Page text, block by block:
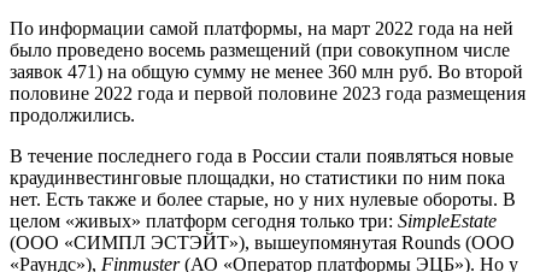
По информации самой платформы, на март 2022 года на ней
было проведено восемь размещений (при совокупном числе
заявок 471) на общую сумму не менее 360 млн руб. Во второй
половине 2022 года и первой половине 2023 года размещения
продолжились.
В течение последнего года в России стали появляться новые
краудинвестинговые площадки, но статистики по ним пока
нет. Есть также и более старые, но у них нулевые обороты. В
целом «живых» платформ сегодня только три: SimpleEstate
(ООО «СИМПЛ ЭСТЭЙТ»), вышеупомянутая Rounds (ООО
«Раундс»), Finmuster(АО «Оператор платформы ЭЦБ»). Но у